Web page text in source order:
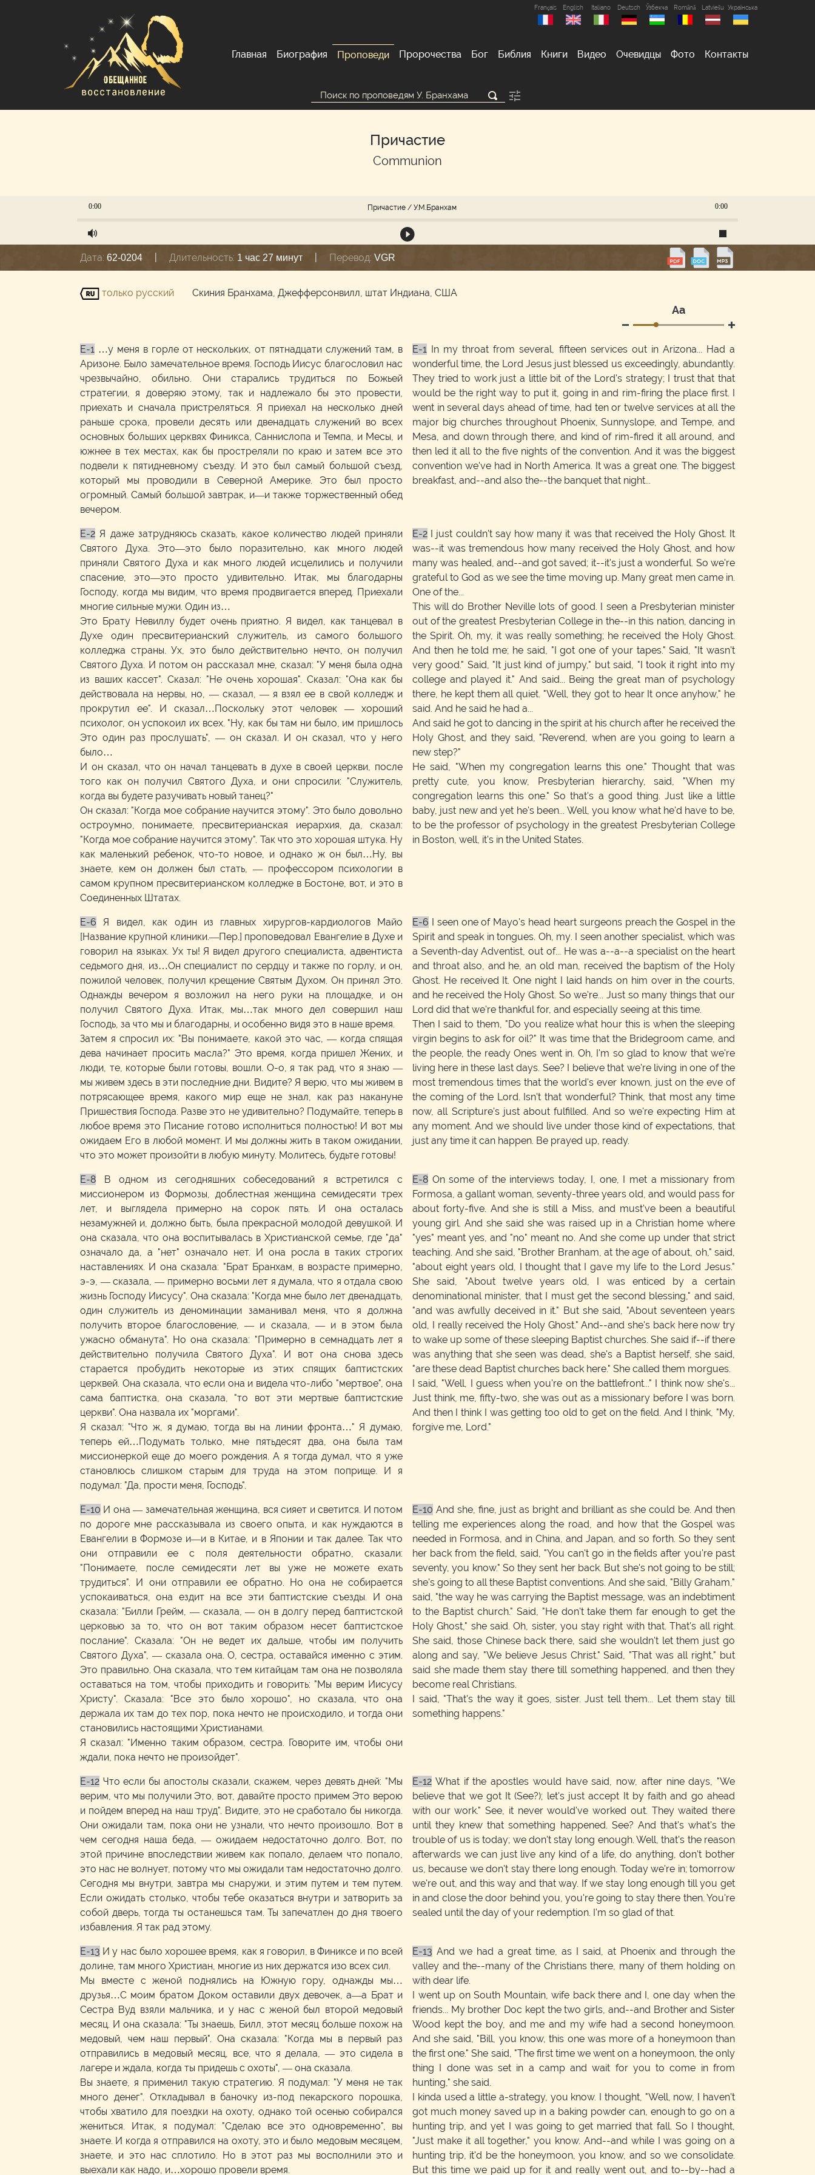
Français English Italiano Deutsch Ўзбекча Română Latviešu Українська
Главная Биография Проповеди Пророчества Бог Библия Книги Видео Очевидцы Фото Контакты
Причастие
Communion
Причастие / У.М.Бранхам
0:00 0:00
Дата: 62-0204 Длительность: 1 час 27 минут Перевод: VGR
только русский Скиния Бранхама, Джефферсонвилл, штат Индиана, США
Аа
E-1 …у меня в горле от нескольких, от пятнадцати служений там, в
Аризоне. Было замечательное время. Господь Иисус благословил нас
чрезвычайно, обильно. Они старались трудиться по Божьей
стратегии, я доверяю этому, так и надлежало бы это провести,
приехать и сначала пристреляться. Я приехал на несколько дней
раньше срока, провели десять или двенадцать служений во всех
основных больших церквях Финикса, Саннислопа и Темпа, и Месы, и
южнее в тех местах, как бы простреляли по краю и затем все это
подвели к пятидневному съезду. И это был самый большой съезд,
который мы проводили в Северной Америке. Это был просто
огромный. Самый большой завтрак, и—и также торжественный обед
вечером.
E-1 In my throat from several, fifteen services out in Arizona... Had a
wonderful time, the Lord Jesus just blessed us exceedingly, abundantly.
They tried to work just a little bit of the Lord's strategy; I trust that that
would be the right way to put it, going in and rim-firing the place first. I
went in several days ahead of time, had ten or twelve services at all the
major big churches throughout Phoenix, Sunnyslope, and Tempe, and
Mesa, and down through there, and kind of rim-fired it all around, and
then led it all to the five nights of the convention. And it was the biggest
convention we've had in North America. It was a great one. The biggest
breakfast, and--and also the--the banquet that night...
E-2 Я даже затрудняюсь сказать, какое количество людей приняли
Святого Духа. Это—это было поразительно, как много людей
приняли Святого Духа и как много людей исцелились и получили
спасение, это—это просто удивительно. Итак, мы благодарны
Господу, когда мы видим, что время продвигается вперед. Приехали
многие сильные мужи. Один из…
Это Брату Невиллу будет очень приятно. Я видел, как танцевал в
Духе один пресвитерианский служитель, из самого большого
колледжа страны. Ух, это было действительно нечто, он получил
Святого Духа. И потом он рассказал мне, сказал: "У меня была одна
из ваших кассет". Сказал: "Не очень хорошая". Сказал: "Она как бы
действовала на нервы, но, — сказал, — я взял ее в свой колледж и
прокрутил ее". И сказал…Поскольку этот человек — хороший
психолог, он успокоил их всех. "Ну, как бы там ни было, им пришлось
Это один раз прослушать", — он сказал. И он сказал, что у него
было…
И он сказал, что он начал танцевать в духе в своей церкви, после
того как он получил Святого Духа, и они спросили: "Служитель,
когда вы будете разучивать новый танец?"
Он сказал: "Когда мое собрание научится этому". Это было довольно
остроумно, понимаете, пресвитерианская иерархия, да, сказал:
"Когда мое собрание научится этому". Так что это хорошая штука. Ну
как маленький ребенок, что-то новое, и однако ж он был…Ну, вы
знаете, кем он должен был стать, — профессором психологии в
самом крупном пресвитерианском колледже в Бостоне, вот, и это в
Соединенных Штатах.
E-2 I just couldn't say how many it was that received the Holy Ghost. It
was--it was tremendous how many received the Holy Ghost, and how
many was healed, and--and got saved; it--it's just a wonderful. So we're
grateful to God as we see the time moving up. Many great men came in.
One of the...
This will do Brother Neville lots of good. I seen a Presbyterian minister
out of the greatest Presbyterian College in the--in this nation, dancing in
the Spirit. Oh, my, it was really something; he received the Holy Ghost.
And then he told me; he said, "I got one of your tapes." Said, "It wasn't
very good." Said, "It just kind of jumpy," but said, "I took it right into my
college and played it." And said... Being the great man of psychology
there, he kept them all quiet. "Well, they got to hear It once anyhow," he
said. And he said he had a...
And said he got to dancing in the spirit at his church after he received the
Holy Ghost, and they said, "Reverend, when are you going to learn a
new step?"
He said, "When my congregation learns this one." Thought that was
pretty cute, you know, Presbyterian hierarchy, said, "When my
congregation learns this one." So that's a good thing. Just like a little
baby, just new and yet he's been... Well, you know what he'd have to be,
to be the professor of psychology in the greatest Presbyterian College
in Boston, well, it's in the United States.
E-6
Я видел, как один из главных хирургов-кардиологов Майо
[Название крупной клиники.—Пер.] проповедовал Евангелие в Духе и
говорил на языках. Ух ты! Я видел другого специалиста, адвентиста
седьмого дня, из…Он специалист по сердцу и также по горлу, и он,
пожилой человек, получил крещение Святым Духом. Он принял Это.
Однажды вечером я возложил на него руки на площадке, и он
получил Святого Духа. Итак, мы…так много дел совершил наш
Господь, за что мы и благодарны, и особенно видя это в наше время.
Затем я спросил их: "Вы понимаете, какой это час, — когда спящая
дева начинает просить масла?" Это время, когда пришел Жених, и
люди, те, которые были готовы, вошли. О-о, я так рад, что я знаю —
мы живем здесь в эти последние дни. Видите? Я верю, что мы живем в
потрясающее время, какого мир еще не знал, как раз накануне
Пришествия Господа. Разве это не удивительно? Подумайте, теперь в
любое время это Писание готово исполниться полностью! И вот мы
ожидаем Его в любой момент. И мы должны жить в таком ожидании,
что это может произойти в любую минуту. Молитесь, будьте готовы!
E-6 I seen one of Mayo's head heart surgeons preach the Gospel in the
Spirit and speak in tongues. Oh, my. I seen another specialist, which was
a Seventh-day Adventist, out of... He was a--a--a specialist on the heart
and throat also, and he, an old man, received the baptism of the Holy
Ghost. He received It. One night I laid hands on him over in the courts,
and he received the Holy Ghost. So we're... Just so many things that our
Lord did that we're thankful for, and especially seeing at this time.
Then I said to them, "Do you realize what hour this is when the sleeping
virgin begins to ask for oil?" It was time that the Bridegroom came, and
the people, the ready Ones went in. Oh, I'm so glad to know that we're
living here in these last days. See? I believe that we're living in one of the
most tremendous times that the world's ever known, just on the eve of
the coming of the Lord. Isn't that wonderful? Think, that most any time
now, all Scripture's just about fulfilled. And so we're expecting Him at
any moment. And we should live under those kind of expectations, that
just any time it can happen. Be prayed up, ready.
E-8
В одном из сегодняшних собеседований я встретился с
миссионером из Формозы, доблестная женщина семидесяти трех
лет, и выглядела примерно на сорок пять. И она осталась
незамужней и, должно быть, была прекрасной молодой девушкой. И
она сказала, что она воспитывалась в Христианской семье, где "да"
означало да, а "нет" означало нет. И она росла в таких строгих
наставлениях. И она сказала: "Брат Бранхам, в возрасте примерно,
э-э, — сказала, — примерно восьми лет я думала, что я отдала свою
жизнь Господу Иисусу". Она сказала: "Когда мне было лет двенадцать,
один служитель из деноминации заманивал меня, что я должна
получить второе благословение, — и сказала, — и в этом была
ужасно обманута". Но она сказала: "Примерно в семнадцать лет я
действительно получила Святого Духа". И вот она снова здесь
старается пробудить некоторые из этих спящих баптистских
церквей. Она сказала, что если она и видела что-либо "мертвое", она
сама баптистка, она сказала, "то вот эти мертвые баптистские
церкви". Она назвала их "моргами".
Я сказал: "Что ж, я думаю, тогда вы на линии фронта…" Я думаю,
теперь ей…Подумать только, мне пятьдесят два, она была там
миссионеркой еще до моего рождения. А я тогда думал, что я уже
становлюсь слишком старым для труда на этом поприще. И я
подумал: "Да, прости меня, Господь".
E-8 On some of the interviews today, I, one, I met a missionary from
Formosa, a gallant woman, seventy-three years old, and would pass for
about forty-five. And she is still a Miss, and must've been a beautiful
young girl. And she said she was raised up in a Christian home where
"yes" meant yes, and "no" meant no. And she come up under that strict
teaching. And she said, "Brother Branham, at the age of about, oh," said,
"about eight years old, I thought that I gave my life to the Lord Jesus."
She said, "About twelve years old, I was enticed by a certain
denominational minister, that I must get the second blessing," and said,
"and was awfully deceived in it." But she said, "About seventeen years
old, I really received the Holy Ghost." And--and she's back here now try
to wake up some of these sleeping Baptist churches. She said if--if there
was anything that she seen was dead, she's a Baptist herself, she said,
"are these dead Baptist churches back here." She called them morgues.
I said, "Well, I guess when you're on the battlefront..." I think now she's...
Just think, me, fifty-two, she was out as a missionary before I was born.
And then I think I was getting too old to get on the field. And I think, "My,
forgive me, Lord."
E-10 И она — замечательная женщина, вся сияет и светится. И потом
по дороге мне рассказывала из своего опыта, и как нуждаются в
Евангелии в Формозе и—и в Китае, и в Японии и так далее. Так что
они отправили ее с поля деятельности обратно, сказали:
"Понимаете, после семидесяти лет вы уже не можете ехать
трудиться". И они отправили ее обратно. Но она не собирается
успокаиваться, она ездит на все эти баптистские съезды. И она
сказала: "Билли Грейм, — сказала, — он в долгу перед баптистской
церковью за то, что он вот таким образом несет баптистское
послание". Сказала: "Он не ведет их дальше, чтобы им получить
Святого Духа", — сказала она. О, сестра, оставайся именно с этим.
Это правильно. Она сказала, что тем китайцам там она не позволяла
оставаться на том, чтобы приходить и говорить: "Мы верим Иисусу
Христу". Сказала: "Все это было хорошо", но сказала, что она
держала их там до тех пор, пока нечто не происходило, и тогда они
становились настоящими Христианами.
Я сказал: "Именно таким образом, сестра. Говорите им, чтобы они
ждали, пока нечто не произойдет".
E-10 And she, fine, just as bright and brilliant as she could be. And then
telling me experiences along the road, and how that the Gospel was
needed in Formosa, and in China, and Japan, and so forth. So they sent
her back from the field, said, "You can't go in the fields after you're past
seventy, you know." So they sent her back. But she's not going to be still;
she's going to all these Baptist conventions. And she said, "Billy Graham,"
said, "the way he was carrying the Baptist message, was an indebtiment
to the Baptist church." Said, "He don't take them far enough to get the
Holy Ghost," she said. Oh, sister, you stay right with that. That's all right.
She said, those Chinese back there, said she wouldn't let them just go
along and say, "We believe Jesus Christ." Said, "That was all right," but
said she made them stay there till something happened, and then they
become real Christians.
I said, "That's the way it goes, sister. Just tell them... Let them stay till
something happens."
E-12 Что если бы апостолы сказали, скажем, через девять дней: "Мы
верим, что мы получили Это, вот, давайте просто примем Это верою
и пойдем вперед на наш труд". Видите, это не сработало бы никогда.
Они ожидали там, пока они не узнали, что нечто произошло. Вот в
чем сегодня наша беда, — ожидаем недостаточно долго. Вот, по
этой причине впоследствии живем как попало, делаем что попало,
это нас не волнует, потому что мы ожидали там недостаточно долго.
Сегодня мы внутри, завтра мы снаружи, и этим путем и тем путем.
Если ожидать столько, чтобы тебе оказаться внутри и затворить за
собой дверь, тогда ты останешься там. Ты запечатлен до дня твоего
избавления. Я так рад этому.
E-12 What if the apostles would have said, now, after nine days, "We
believe that we got It (See?); let's just accept It by faith and go ahead
with our work." See, it never would've worked out. They waited there
until they knew that something happened. See? And that's what's the
trouble of us is today; we don't stay long enough. Well, that's the reason
afterwards we can just live any kind of a life, do anything, don't bother
us, because we don't stay there long enough. Today we're in; tomorrow
we're out, and this way and that way. If we stay long enough till you get
in and close the door behind you, you're going to stay there then. You're
sealed until the day of your redemption. I'm so glad of that.
E-13 И у нас было хорошее время, как я говорил, в Финиксе и по всей
долине, там много Христиан, многие из них держатся изо всех сил.
Мы вместе с женой поднялись на Южную гору, однажды мы…
друзья…С моим братом Доком оставили двух девочек, а—а Брат и
Сестра Вуд взяли мальчика, и у нас с женой был второй медовый
месяц. И она сказала: "Ты знаешь, Билл, этот месяц больше похож на
медовый, чем наш первый". Она сказала: "Когда мы в первый раз
отправились в медовый месяц, все, что я делала, — это сидела в
лагере и ждала, когда ты придешь с охоты", — она сказала.
Вы знаете, я применил такую стратегию. Я подумал: "У меня не так
много денег". Откладывал в баночку из-под пекарского порошка,
чтобы хватило для поездки на охоту, однако той осенью собирался
жениться. Итак, я подумал: "Сделаю все это одновременно", вы
знаете. И когда я отправился на охоту, это и было медовым месяцем,
знаете, и это нас сплотило. Но в этот раз мы восполнили это и
выехали как надо, и…хорошо провели время.
E-13 And we had a great time, as I said, at Phoenix and through the
valley and the--many of the Christians there, many of them holding on
with dear life.
I went up on South Mountain, wife back there and I, one day when the
friends... My brother Doc kept the two girls, and--and Brother and Sister
Wood kept the boy, and me and my wife had a second honeymoon.
And she said, "Bill, you know, this one was more of a honeymoon than
the first one." She said, "The first time we went on a honeymoon, the only
thing I done was set in a camp and wait for you to come in from
hunting," she said.
I kinda used a little a-strategy, you know. I thought, "Well, now, I haven't
got much money saved up in a baking powder can, enough to go on a
hunting trip, and yet I was going to get married that fall. So I thought,
"Just make it all together," you know. And--and while I was going on a
hunting trip, it'd be the honeymoon, you know, and so we consolidate.
But this time we paid up for it and really went out, and to--by--had a